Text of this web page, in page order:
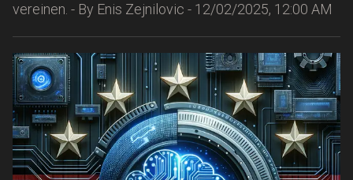
vereinen. - By Enis Zejnilovic - 12/02/2025, 12:00 AM